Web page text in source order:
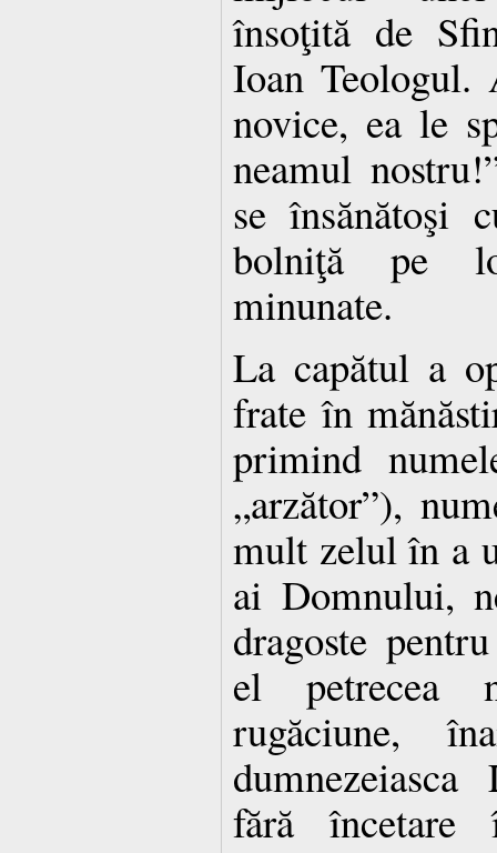
însoţită de
Ioan
novice, ea le
neamul
se însănătoşi
bolniţă pe
minunate.
La capătul a
frate în
primind
„arzător”),
mult zelul în a
ai Domnului,
dragoste
el petrecea
rugăciune,
fără încetare